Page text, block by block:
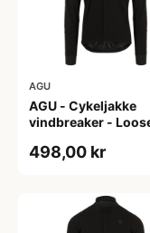
AGU
AGU - Cykeljakke
vindbreaker -
498,00 kr